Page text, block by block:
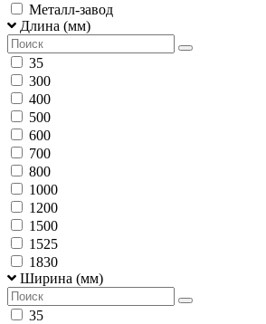
Металл-завод
Длина (мм)
35
300
400
500
600
700
800
1000
1200
1500
1525
1830
Ширина (мм)
35